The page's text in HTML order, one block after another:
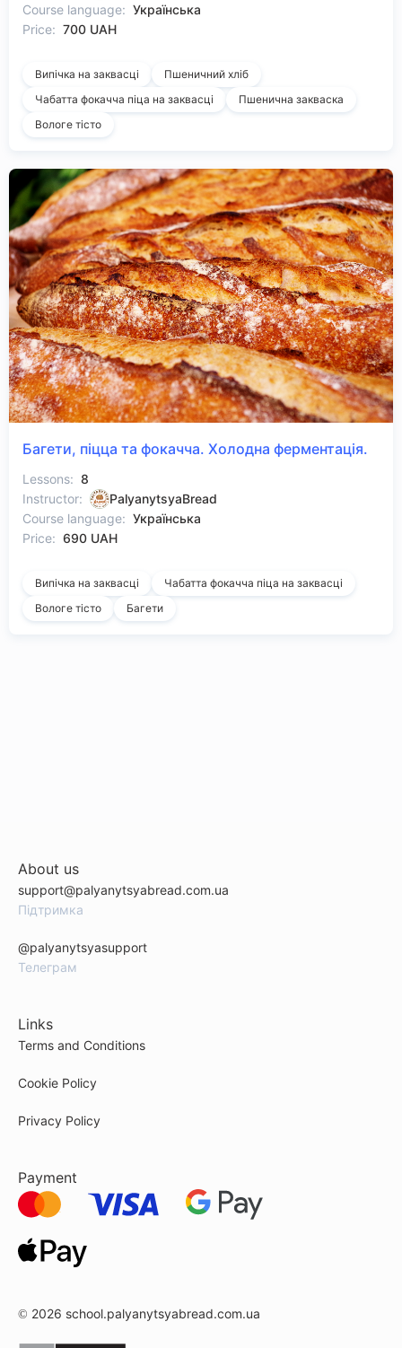
Course language: Українська
Price: 700 UAH
Випічка на заквасці
Пшеничний хліб
Чабатта фокачча піца на заквасці
Пшенична закваска
Вологе тісто
Багети, піцца та фокачча. Холодна ферментація.
Lessons: 8
Instructor:
PalyanytsyaBread
Course language: Українська
Price: 690 UAH
Випічка на заквасці
Чабатта фокачча піца на заквасці
Вологе тісто
Багети
About us
support@palyanytsyabread.com.ua
Підтримка
@palyanytsyasupport
Телеграм
Links
Terms and Conditions
Cookie Policy
Privacy Policy
Payment
© 2026 school.palyanytsyabread.com.ua